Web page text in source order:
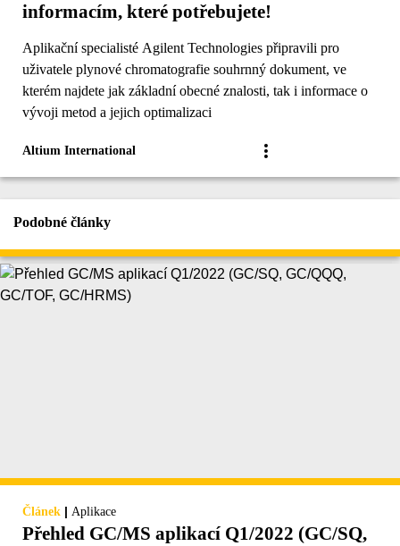
informacím, které potřebujete!
Aplikační specialisté Agilent Technologies připravili pro
uživatele plynové chromatografie souhrnný dokument, ve
kterém najdete jak základní obecné znalosti, tak i informace o
vývoji metod a jejich optimalizaci
Altium International
Podobné články
Článek | Aplikace
Přehled GC/MS aplikací Q1/2022 (GC/SQ,